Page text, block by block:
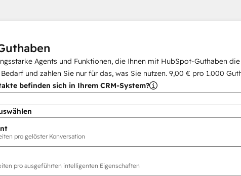
Agents und Funktionen, die Ihnen mit HubSpot-Guthaben
und zahlen Sie nur für das, was Sie nutzen. 9,00 € pro 1.000
befinden sich in Ihrem CRM-System?
pro gelöster Konversation
pro ausgeführten intelligenten Eigenschaften